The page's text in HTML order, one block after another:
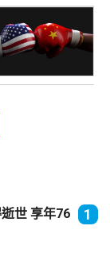
年76
1